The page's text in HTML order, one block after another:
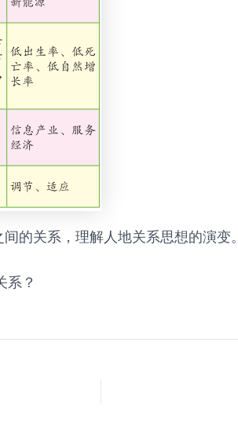
的关系，理解人地关系思想的演变。
系？